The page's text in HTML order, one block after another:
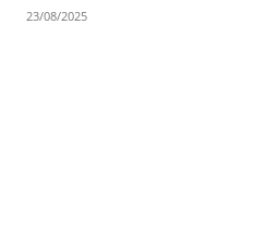
23/08/2025